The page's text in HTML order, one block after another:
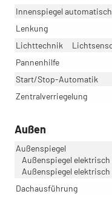
Innenspiegel
Lenkung
Lichttechnik
Pannenhilfe
Start/Stop-Automatik
Zentralverriegelung
Außen
Außenspiegel
Außenspiegel
Außenspiegel
Dachausführung